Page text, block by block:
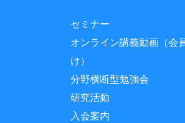
セミナー
オンライン講義動画（会
け）
分野横断型勉強会
研究活動
入会案内